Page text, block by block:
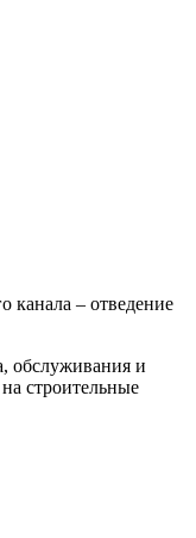
канала – отведение
обслуживания и
строительные